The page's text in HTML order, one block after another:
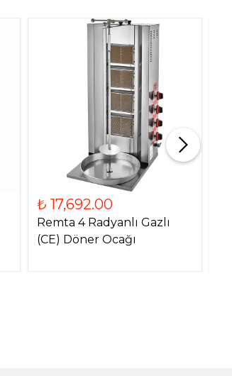
₺ 17,692.00
Remta 4 Radyanlı Gazlı
(CE) Döner Ocağı